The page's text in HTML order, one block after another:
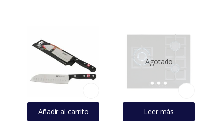
Añadir al carrito
Agotado
Leer más